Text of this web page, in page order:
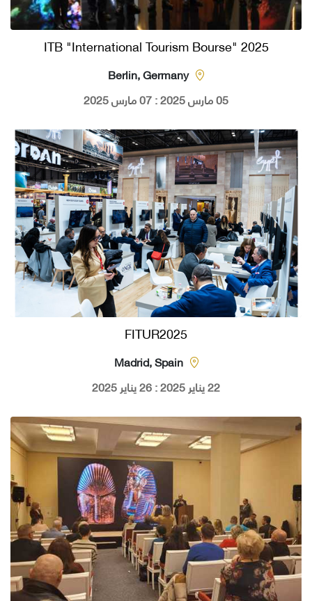
ITB "International Tourism Bourse" 2025
Berlin, Germany
05 مارس 2025 : 07 مارس 2025
FITUR2025
Madrid, Spain
22 يناير 2025 : 26 يناير 2025